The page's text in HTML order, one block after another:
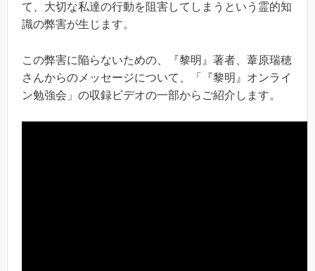
て、大切な私達の行動を阻害してしまうという霊的知
識の弊害が生じます。
この弊害に陥らないための、『黎明』著者、葦原瑞穂
さんからのメッセージについて、「『黎明』オンライ
ン勉強会」の収録ビデオの一部からご紹介します。